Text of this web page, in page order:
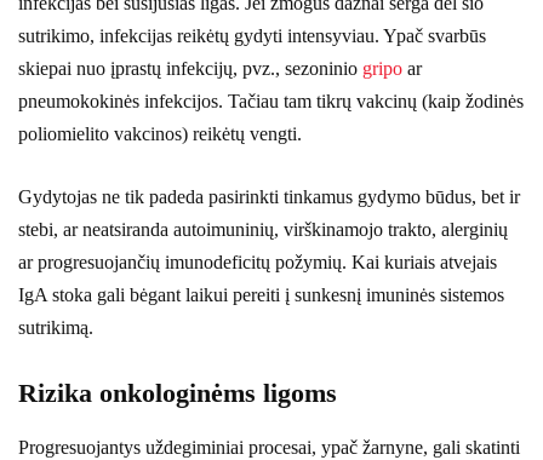
sutrikimo, infekcijas reikėtų gydyti intensyviau. Ypač svarbūs
skiepai nuo įprastų infekcijų, pvz., sezoninio gripo ar
pneumokokinės infekcijos. Tačiau tam tikrų vakcinų (kaip žodinės
poliomielito vakcinos) reikėtų vengti.
Gydytojas ne tik padeda pasirinkti tinkamus gydymo būdus, bet ir
stebi, ar neatsiranda autoimuninių, virškinamojo trakto, alerginių
ar progresuojančių imunodeficitų požymių. Kai kuriais atvejais
IgA stoka gali bėgant laikui pereiti į sunkesnį imuninės sistemos
sutrikimą.
Rizika onkologinėms ligoms
Progresuojantys uždegiminiai procesai, ypač žarnyne, gali skatinti